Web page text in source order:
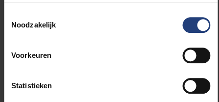
Noodzakelijk
Voorkeuren
Statistieken
licentiaat sociologie en in 2007 als Doctor in de
onderzoek werd bekroond met de Kubler Ross
Award for Young Researchers en de Young
Association of Palliative Care in 2010. Hij
ontving beide prijzen voornamelijk voor zijn